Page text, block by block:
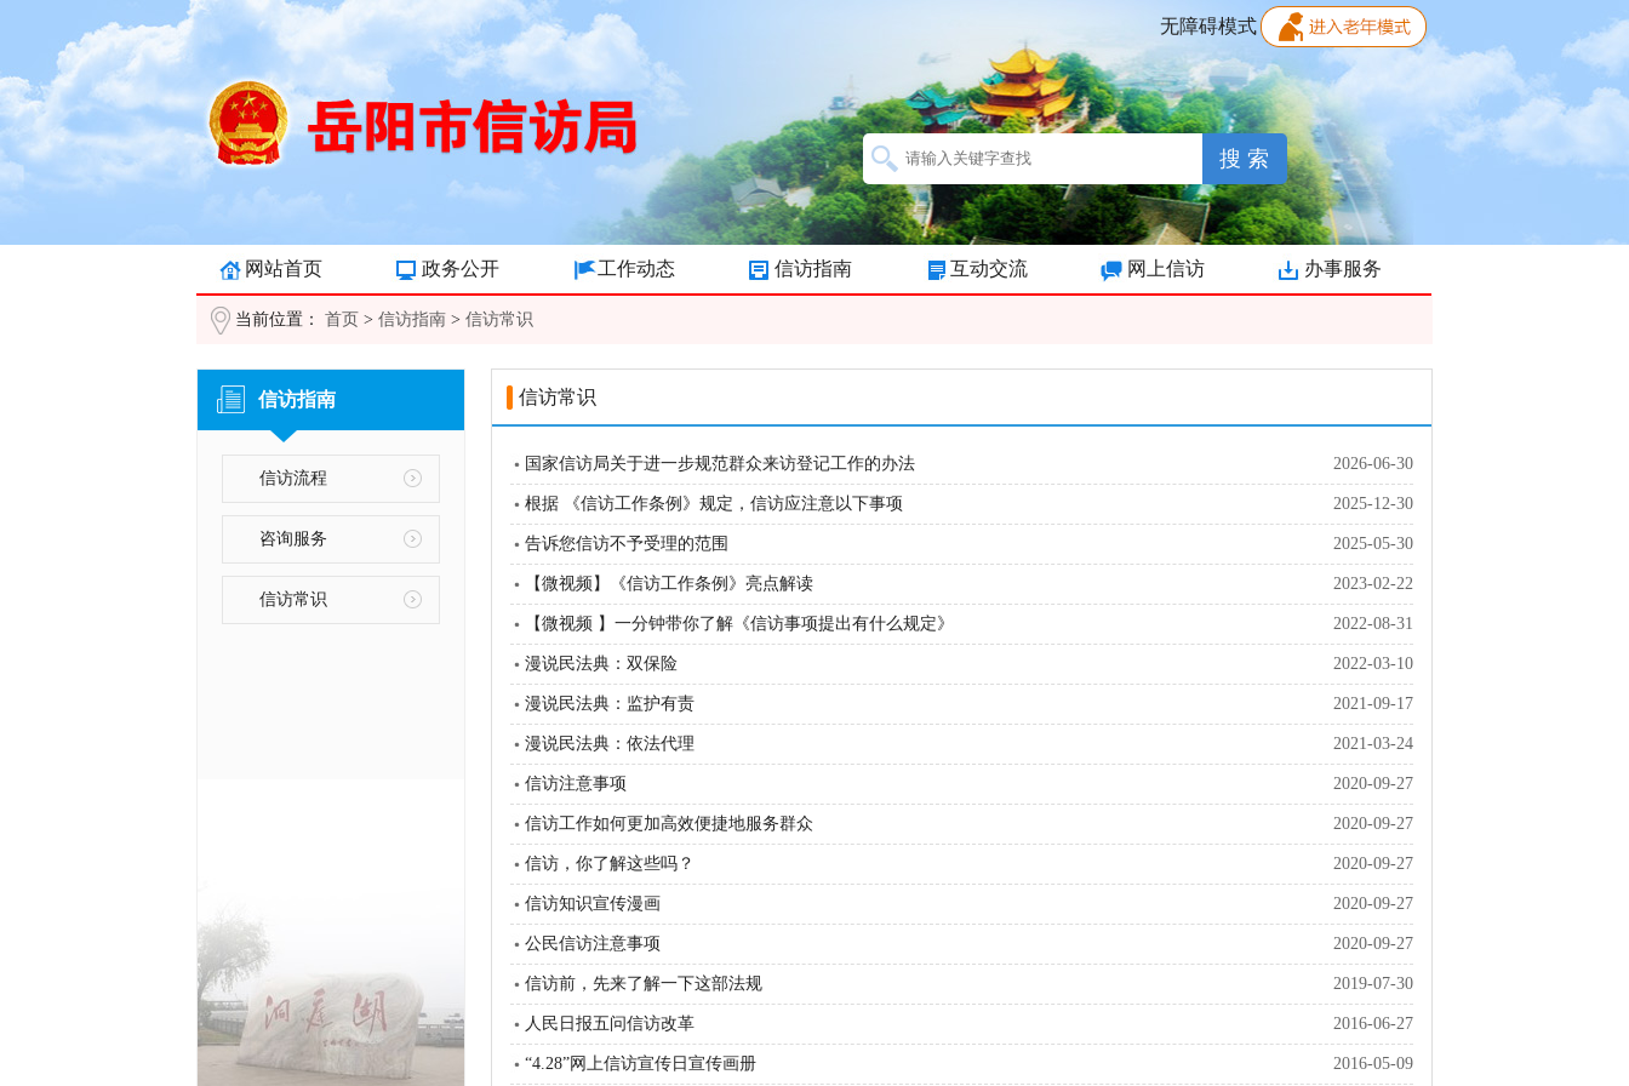
无障碍模式
网站首页 政务公开 工作动态 信访指南 互动交流 网上信访 办事服务
当前位置： 首页 > 信访指南 > 信访常识
信访指南
信访流程
咨询服务
信访常识
信访常识
2026-06-30
国家信访局关于进一步规范群众来访登记工作的办法
2025-12-30
根据 《信访工作条例》规定，信访应注意以下事项
2025-05-30
告诉您信访不予受理的范围
2023-02-22
【微视频】《信访工作条例》亮点解读
2022-08-31
【微视频 】一分钟带你了解《信访事项提出有什么规定》
2022-03-10
漫说民法典：双保险
2021-09-17
漫说民法典：监护有责
2021-03-24
漫说民法典：依法代理
2020-09-27
信访注意事项
2020-09-27
信访工作如何更加高效便捷地服务群众
2020-09-27
信访，你了解这些吗？
2020-09-27
信访知识宣传漫画
2020-09-27
公民信访注意事项
2019-07-30
信访前，先来了解一下这部法规
2016-06-27
人民日报五问信访改革
2016-05-09
“4.28”网上信访宣传日宣传画册